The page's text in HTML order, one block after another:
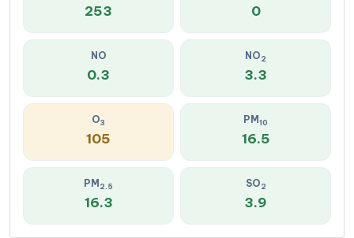
253 0
NO
0.3
NO2
3.3
O3
105
PM 10
16.5
PM 2.5
16.3
SO2
3.9